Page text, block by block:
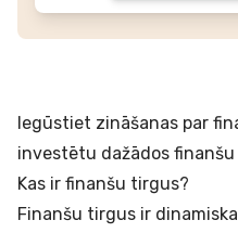
Iegūstiet zināšanas par
investētu dažādos
Kas ir finanšu tirgus?
Finanšu tirgus ir